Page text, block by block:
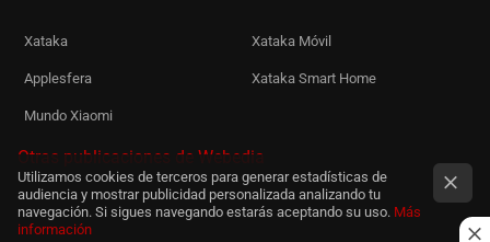
Xataka Xataka Móvil
Applesfera Xataka Smart Home
Mundo Xiaomi
Otras publicaciones de Webedia
Utilizamos cookies de terceros para generar estadísticas de
audiencia y mostrar publicidad personalizada analizando tu
navegación. Si sigues navegando estarás aceptando su uso. Más
información